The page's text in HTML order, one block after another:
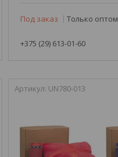
Под заказ Только оптом
+375 (29) 613-01-60
UN780-013